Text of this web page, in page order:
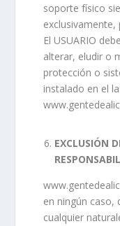
soporte físico
exclusivamente,
El USUARIO
alterar, eludir o
protección o
instalado en el
EXCLUSIÓN
en ningún caso,
cualquier